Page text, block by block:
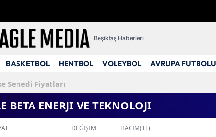
Beşiktaş Haberleri
BASKETBOL HENTBOL VOLEYBOL AVRUPA FUTBOLU
Senedi Fiyatları
BETA ENERJI VE TEKNOLOJI
DEĞİŞİM HACİM(TL)